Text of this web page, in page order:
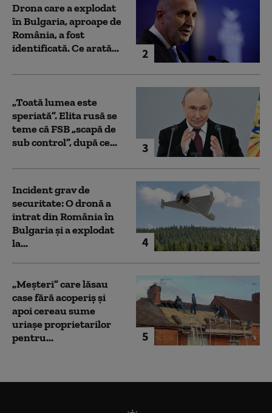
2
Drona care a explodat
în Bulgaria, aproape de
România, a fost
identificată. Ce arată...
3
„Toată lumea este
speriată”. Elita rusă se
teme că FSB „scapă de
sub control”, după ce...
4
Incident grav de
securitate: O dronă a
intrat din România în
Bulgaria şi a explodat
la...
5
„Meșteri” care lăsau
case fără acoperiș și
apoi cereau sume
uriașe proprietarilor
pentru...